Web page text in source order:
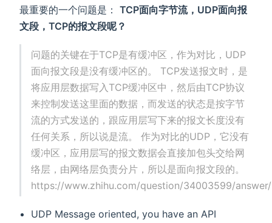
最重要的一个问题是： TCP面向字节流，UDP面向报
文段，TCP的报文段呢？
问题的关键在于TCP是有缓冲区，作为对比，UDP
面向报文段是没有缓冲区的。 TCP发送报文时，是
将应用层数据写入TCP缓冲区中，然后由TCP协议
来控制发送这里面的数据，而发送的状态是按字节
流的方式发送的，跟应用层写下来的报文长度没有
任何关系，所以说是流。 作为对比的UDP，它没有
缓冲区，应用层写的报文数据会直接加包头交给网
络层，由网络层负责分片，所以是面向报文段的。
https://www.zhihu.com/question/34003599/
UDP Message oriented, you have an API